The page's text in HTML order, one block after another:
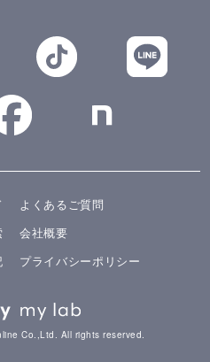
よくあるご質問
会社概要
プライバシーポリシー
Co.,Ltd. All rights reserved.